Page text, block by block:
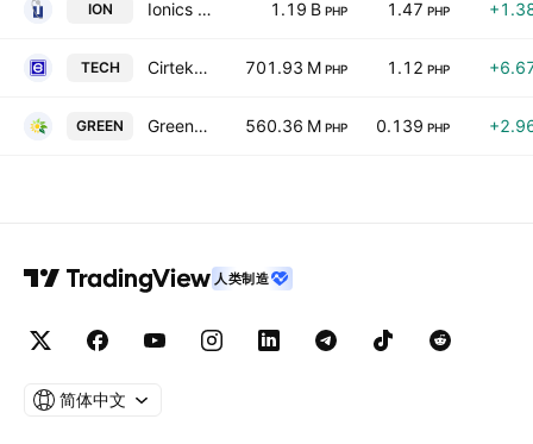
ION Ionics Inc. 1.19 B PHP 1.47 PHP
TECH Cirtek Holdings Philippines Corporation 701.93 M PHP 1.12 PHP
GREEN Greenergy Holdings Incorporated 560.36 M PHP 0.139 PHP
人类制造
简体中文